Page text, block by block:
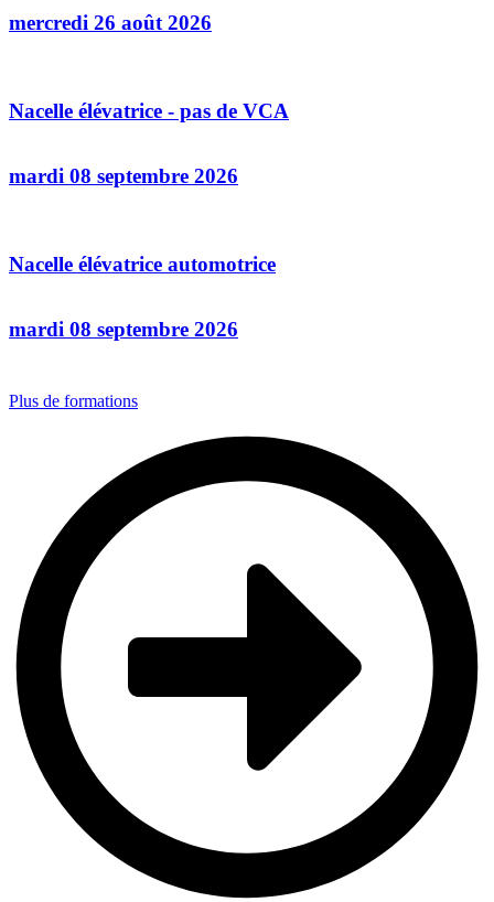
mercredi 26 août 2026
Nacelle élévatrice - pas de VCA
mardi 08 septembre 2026
Nacelle élévatrice automotrice
mardi 08 septembre 2026
Plus de formations